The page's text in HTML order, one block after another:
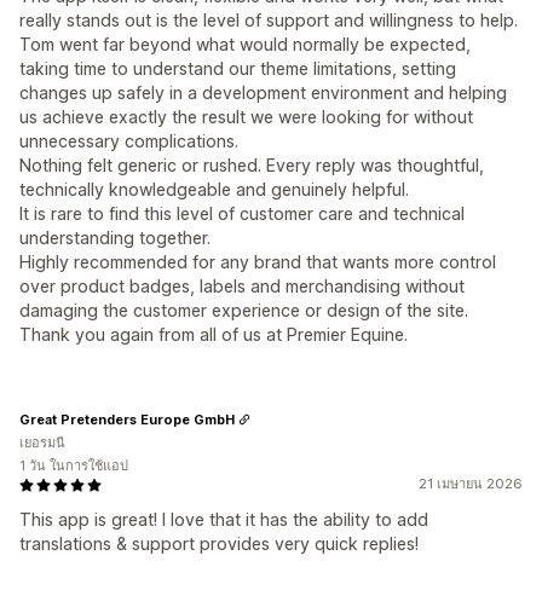
really stands out is the level of support and willingness to help.
Tom went far beyond what would normally be expected,
taking time to understand our theme limitations, setting
changes up safely in a development environment and helping
us achieve exactly the result we were looking for without
unnecessary complications.
Nothing felt generic or rushed. Every reply was thoughtful,
technically knowledgeable and genuinely helpful.
It is rare to find this level of customer care and technical
understanding together.
Highly recommended for any brand that wants more control
over product badges, labels and merchandising without
damaging the customer experience or design of the site.
Thank you again from all of us at Premier Equine.
21 เมษายน 2026
This app is great! I love that it has the ability to add
translations & support provides very quick replies!
Great Pretenders Europe GmbH
เยอรมนี
1 วัน ในการใช้แอป